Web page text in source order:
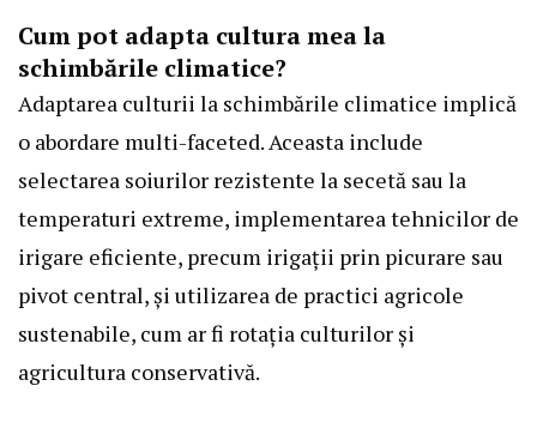
Cum pot adapta cultura mea la
schimbările climatice?
Adaptarea culturii la schimbările climatice implică
o abordare multi-faceted. Aceasta include
selectarea soiurilor rezistente la secetă sau la
temperaturi extreme, implementarea tehnicilor de
irigare eficiente, precum irigații prin picurare sau
pivot central, și utilizarea de practici agricole
sustenabile, cum ar fi rotația culturilor și
agricultura conservativă.